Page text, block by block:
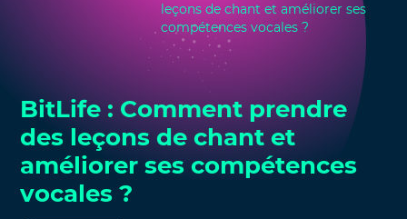
leçons de chant et améliorer ses
compétences vocales ?
BitLife : Comment prendre
des leçons de chant et
améliorer ses compétences
vocales ?